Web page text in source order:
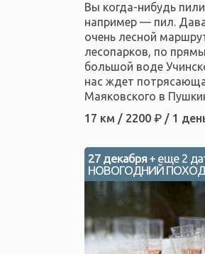
Вы когда-нибудь
например — пил.
очень лесной
лесопарков, по
большой воде
нас ждет
Маяковского в
17 км / 2200 ₽ / 1
27 декабря+ еще 2
НОВОГОДНИЙ